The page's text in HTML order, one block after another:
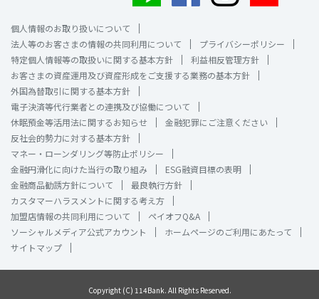
個人情報のお取り扱いについて
法人等のお客さまの情報の共同利用について
プライバシーポリシー
特定個人情報等の取扱いに関する基本方針
利益相反管理方針
お客さまの資産運用及び資産形成をご支援する業務の基本方針
外国為替取引に関する基本方針
電子決済等代行業者との連携及び協働について
休眠預金等活用法に関するお知らせ
金融犯罪にご注意ください
反社会的勢力に対する基本方針
マネー・ローンダリング等防止ポリシー
金融円滑化に向けた当行の取り組み
ESG融資目標の表明
金融商品勧誘方針について
最良執行方針
カスタマーハラスメントに関する考え方
加盟店情報の共同利用について
ペイオフQ&A
ソーシャルメディア公式アカウント
ホームページのご利用にあたって
サイトマップ
Copyright (C) 114Bank. All Rights Reserved.